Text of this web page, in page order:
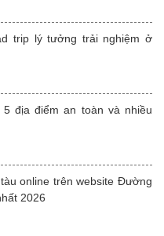
trip lý tưởng trải nghiệm ở
địa điểm an toàn và nhiều
online trên website Đường
2026